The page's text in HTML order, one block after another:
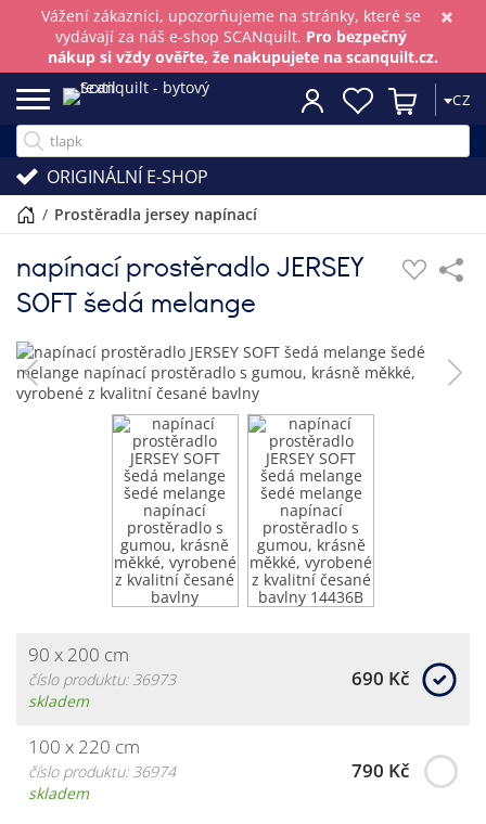
×
Vážení zákazníci, upozorňujeme na stránky, které se
vydávají za náš e-shop SCANquilt. Pro bezpečný
nákup si vždy ověřte, že nakupujete na scanquilt.cz.
CZ
ORIGINÁLNÍ E-SHOP
/ prostěradla jersey napínací
napínací prostěradlo JERSEY
SOFT šedá melange
90 x 200 cm
číslo produktu: 36973
skladem
690 Kč
100 x 220 cm
číslo produktu: 36974
skladem
790 Kč